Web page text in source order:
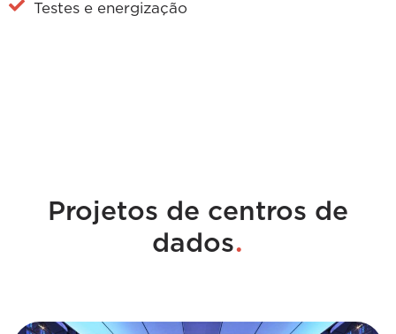
Testes e energização
Projetos de centros de
dados.